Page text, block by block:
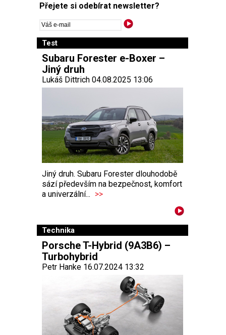
Přejete si odebírat newsletter?
Test
Subaru Forester e-Boxer –
Jiný druh
Lukáš Dittrich 04.08.2025 13:06
Jiný druh. Subaru Forester dlouhodobě
sází především na bezpečnost, komfort
a univerzální... >>
Technika
Porsche T-Hybrid (9A3B6) –
Turbohybrid
Petr Hanke 16.07.2024 13:32